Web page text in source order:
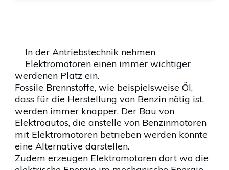
In der Antriebstechnik nehmen
Elektromotoren einen immer wichtiger
werdenen Platz ein.
Fossile Brennstoffe, wie beispielsweise Öl,
dass für die Herstellung von Benzin nötig ist,
werden immer knapper. Der Bau von
Elektroautos, die anstelle von Benzinmotoren
mit Elektromotoren betrieben werden könnte
eine Alternative darstellen.
Zudem erzeugen Elektromotoren dort wo die